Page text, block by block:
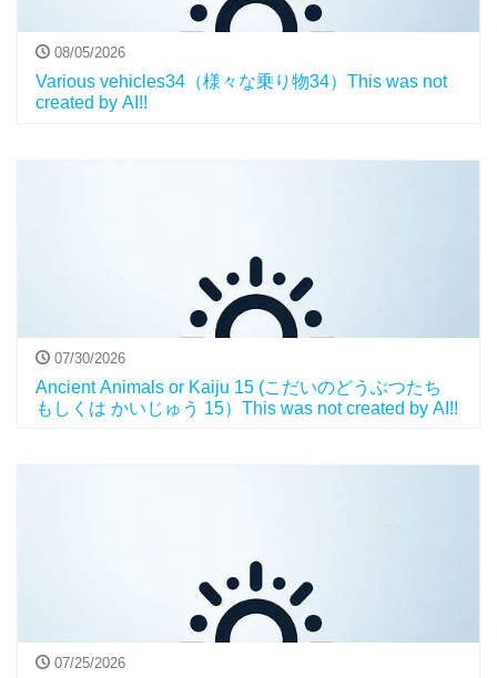
08/05/2026
Various vehicles34（様々な乗り物34）This was not
created by AI!!
07/30/2026
Ancient Animals or Kaiju 15 (こだいのどうぶつたち
もしくは かいじゅう 15）This was not created by AI!!
07/25/2026